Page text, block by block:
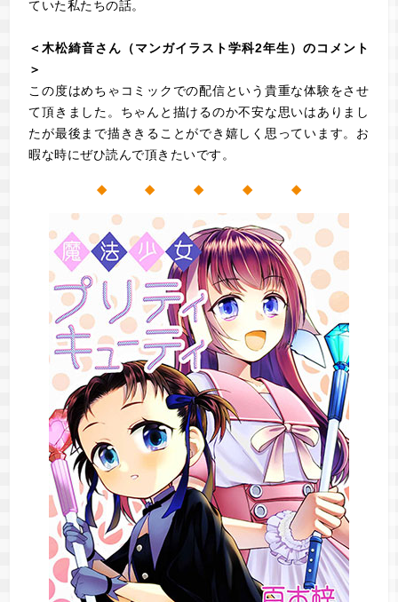
ていた私たちの話。
＜木松綺音さん（マンガイラスト学科2年生）のコメント
＞
この度はめちゃコミックでの配信という貴重な体験をさせ
て頂きました。ちゃんと描けるのか不安な思いはありまし
たが最後まで描ききることができ嬉しく思っています。お
暇な時にぜひ読んで頂きたいです。
◆ ◆ ◆ ◆ ◆